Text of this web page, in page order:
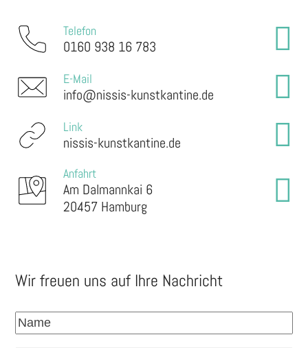
Telefon
0160 938 16 783
E-Mail
info@nissis-kunstkantine.de
Link
nissis-kunstkantine.de
Anfahrt
Am Dalmannkai 6
20457 Hamburg
Wir freuen uns auf Ihre Nachricht